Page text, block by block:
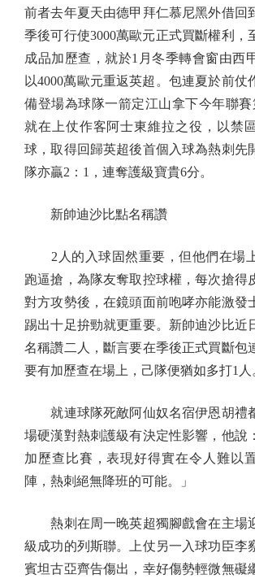
前者去年夏天由德甲拜仁慕尼黑外借回
季後可行使3000萬歐元正式買斷權利，
成品加歷查，就於1月冬季轉會窗由西
以4000萬歐元重返英超。包連夏於前仗
備登場為球隊一箭定江山拿下今年聯
就在上仗作客阿士東維拉之役，以禁
球，取得回歸英超後首個入球為熱刺先
隊亦贏2：1，連奪護級寶貴6分。
新帥迪沙比點名稱讚
2人的入球固然重要，但他們在場
跑逼搶，為隊友奪取控球權，每次搶得
對方攻勢後，在鏡頭面前咆哮亦能激發
踢出十足拚勁就更重要。新帥迪沙比近
名稱讚二人，斷言要在季後正式買斷包
要有加歷查在場上，己隊便猶如多打1人
就連球隊死敵阿仙奴名宿伊恩胡禮
場硬漢對熱刺護級有決定性影響，他說
加歷查比賽，表現好得實在令人難以
陣，熱刺絕無降班的可能。」
熱刺在周一晚英超獨腳戲會在主場
級成功的列斯聯。上仗另一入球功臣李
賓坦古亞齊告傷出，幸好傷勢輕微無礙